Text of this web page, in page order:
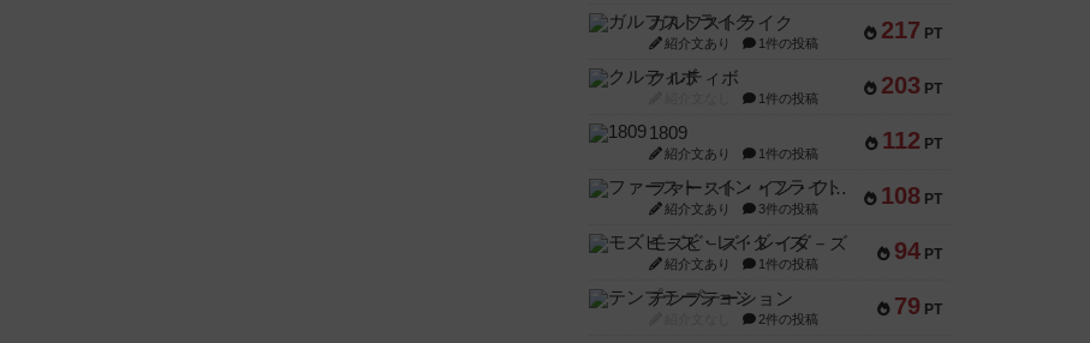
217 PT
ガルフストライク
紹介文あり 1件の投稿
203 PT
クルティボ
1件の投稿
112 PT
1809
紹介文あり 1件の投稿
108 PT
ファースト・イン・フライト
紹介文あり 3件の投稿
94 PT
モズビ－ズ・レイダ－ズ
紹介文あり 1件の投稿
79 PT
テンプテーション
2件の投稿